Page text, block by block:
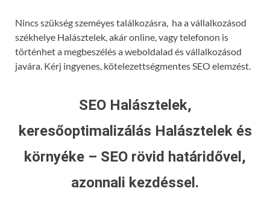
Nincs szükség szeméyes találkozásra, ha a vállalkozásod
székhelye Halásztelek, akár online, vagy telefonon is
történhet a megbeszélés a weboldalad és vállalkozásod
javára. Kérj ingyenes, kötelezettségmentes SEO elemzést.
SEO Halásztelek,
keresőoptimalizálás Halásztelek és
környéke – SEO rövid határidővel,
azonnali kezdéssel.